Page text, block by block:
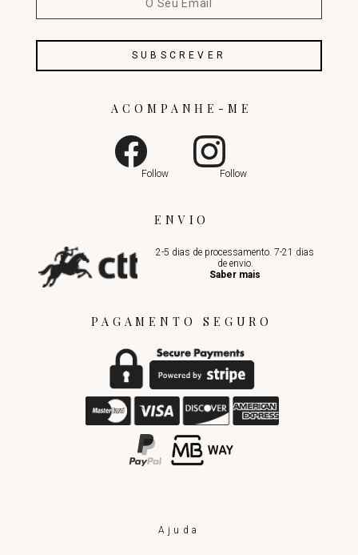
ENVIO
2-5 dias de processamento. 7-21 dias
de envio.
Saber mais
ACOMPANHE-ME
Follow Follow
PAGAMENTO SEGURO
Ajuda